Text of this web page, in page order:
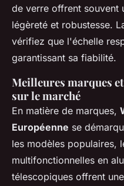
de verre offrent souvent
légèreté et robustesse.
vérifiez que l'échelle
garantissant sa fiabilité.
Meilleures marques
sur le marché
En matière de marques,
Européenne se
les modèles populaires,
multifonctionnelles en
télescopiques offrent